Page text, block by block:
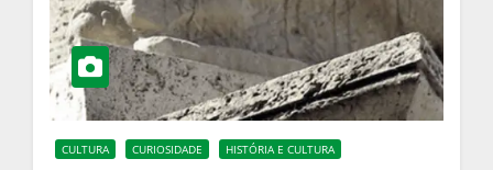
CULTURA CURIOSIDADE HISTÓRIA E CULTURA